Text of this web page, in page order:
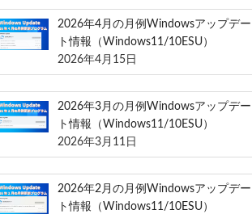
2026年4月の月例Windowsアップデー
ト情報（Windows11/10ESU）
2026年4月15日
2026年3月の月例Windowsアップデー
ト情報（Windows11/10ESU）
2026年3月11日
2026年2月の月例Windowsアップデー
ト情報（Windows11/10ESU）